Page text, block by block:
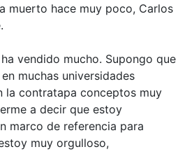
muerto hace muy poco, Carlos
vendido mucho. Supongo que
muchas universidades
la contratapa conceptos muy
a decir que estoy
marco de referencia para
muy orgulloso,